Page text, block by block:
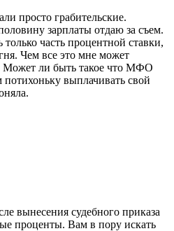
просто грабительские.
зарплаты отдаю за съем.
часть процентной ставки,
Чем все это мне может
Может ли быть такое что МФО
потихоньку выплачивать свой
вынесения судебного приказа
проценты. Вам в пору искать